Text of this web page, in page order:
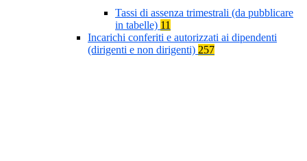
Tassi di assenza trimestrali (da pubblicare
in tabelle) 11
Incarichi conferiti e autorizzati ai dipendenti
(dirigenti e non dirigenti) 257